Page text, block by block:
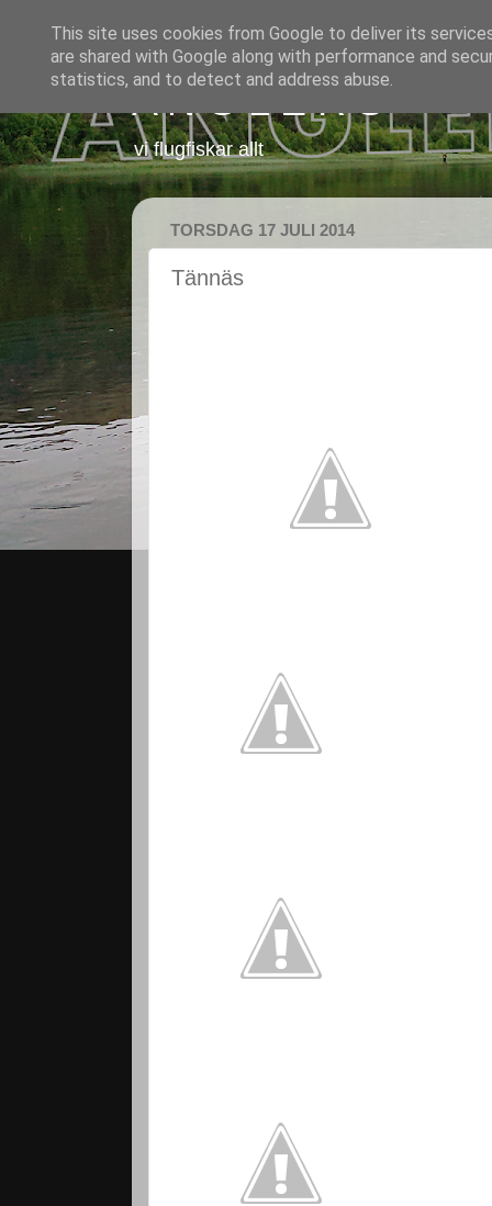
A N G L E R S
vi flugfiskar allt
TORSDAG 17 JULI 2014
Tännäs
This site uses cookies from Google to deliver its
are shared with Google along with performance and
statistics, and to detect and address abuse.